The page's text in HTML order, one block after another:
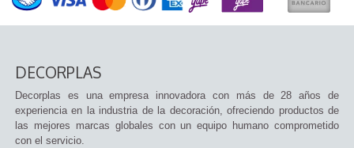
DECORPLAS
Decorplas es una empresa innovadora con más de 28 años de
experiencia en la industria de la decoración, ofreciendo productos de
las mejores marcas globales con un equipo humano comprometido
con el servicio.